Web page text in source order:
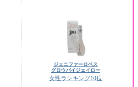
ジェニファーロペス
グロウバイジェイロー
女性ランキング10位